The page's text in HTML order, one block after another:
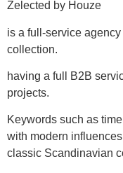
Zelected by Houze
is a full-service
collection.
having a full B2B
projects.
Keywords such as
with modern
classic Scandinavian